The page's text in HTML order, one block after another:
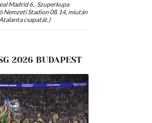
Madrid 6., Szuperkupa
Nemzeti Stadion 08.14, miután
csapatát.)
2026 BUDAPEST